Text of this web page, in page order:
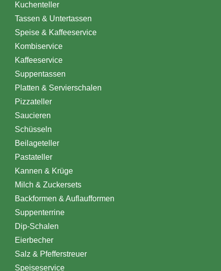
Kuchenteller
Tassen & Untertassen
Speise & Kaffeeservice
Kombiservice
Kaffeeservice
Suppentassen
Platten & Servierschalen
Pizzateller
Saucieren
Schüsseln
Beilageteller
Pastateller
Kannen & Krüge
Milch & Zuckersets
Backformen & Auflaufformen
Suppenterrine
Dip-Schalen
Eierbecher
Salz & Pfefferstreuer
Speiseservice